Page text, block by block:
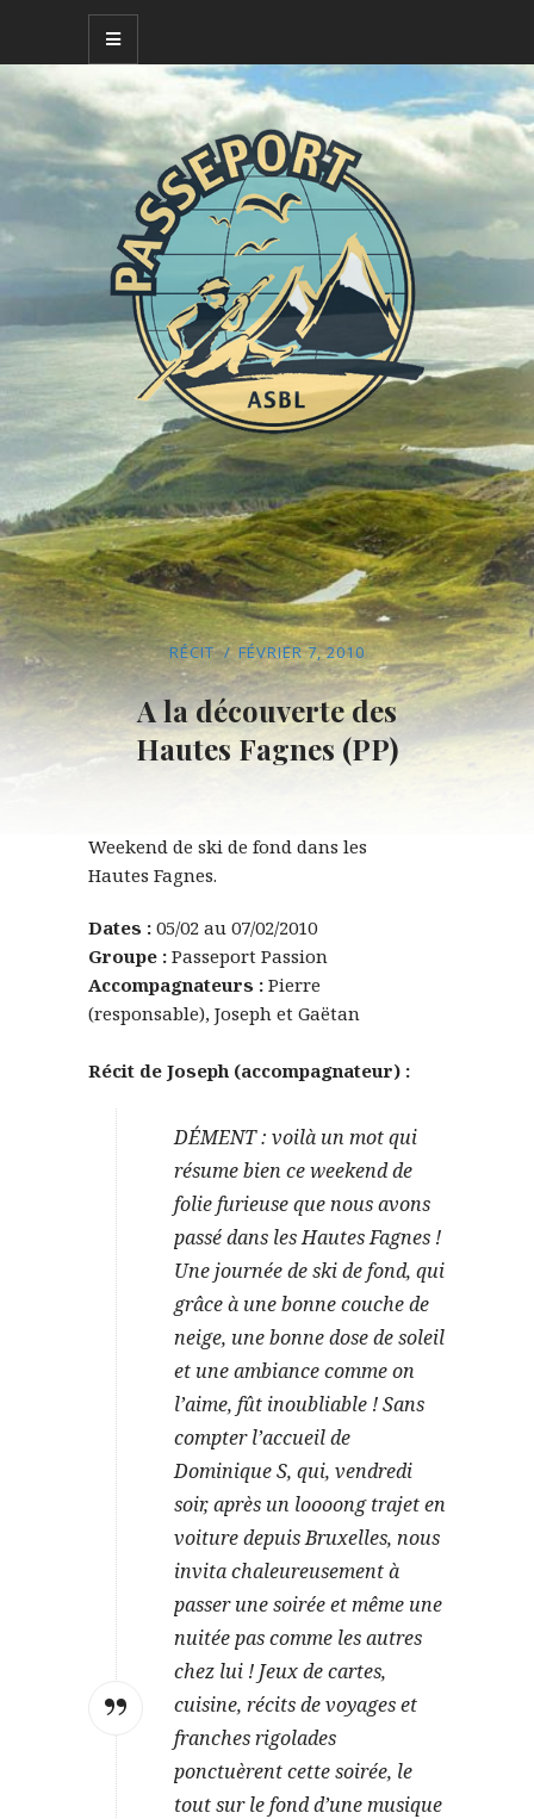
RÉCIT FÉVRIER 7, 2010
A la découverte des
Hautes Fagnes (PP)
Weekend de ski de fond dans les
Hautes Fagnes.
Dates : 05/02 au 07/02/2010
Groupe : Passeport Passion
Accompagnateurs : Pierre
(responsable), Joseph et Gaëtan
Récit de Joseph (accompagnateur) :
DÉMENT : voilà un mot qui
résume bien ce weekend de
folie furieuse que nous avons
passé dans les Hautes Fagnes !
Une journée de ski de fond, qui
grâce à une bonne couche de
neige, une bonne dose de soleil
et une ambiance comme on
l’aime, fût inoubliable ! Sans
compter l’accueil de
Dominique S, qui, vendredi
soir, après un loooong trajet en
voiture depuis Bruxelles, nous
invita chaleureusement à
passer une soirée et même une
nuitée pas comme les autres
chez lui ! Jeux de cartes,
cuisine, récits de voyages et
franches rigolades
ponctuèrent cette soirée, le
tout sur le fond d’une musique